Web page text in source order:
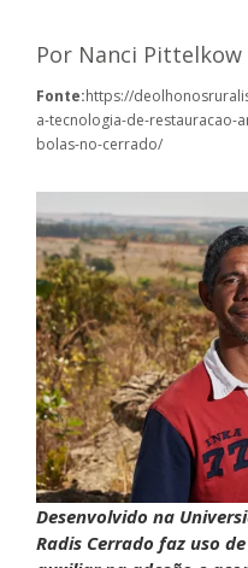
Por Nanci Pittelkow
Fonte:https://
a-tecnologia-de-restauracao-
bolas-no-cerrado/
Desenvolvido na
Radis Cerrado faz uso